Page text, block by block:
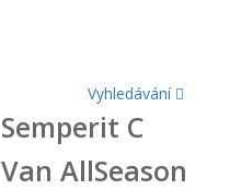
Vyhledávání
Semperit C
Van AllSeason